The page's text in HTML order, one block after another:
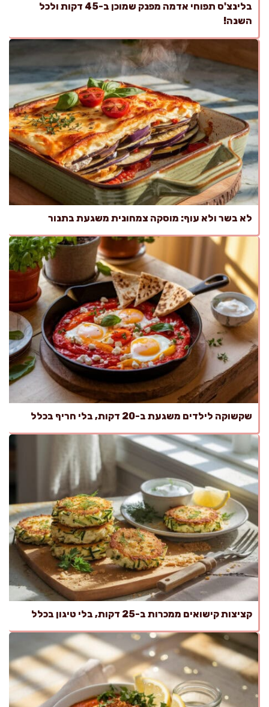
בלינצ'ס תפוחי אדמה מפנק שמוכן ב-45 דקות ולכל
השנה!
לא בשר ולא עוף: מוסקה צמחונית משגעת בתנור
שקשוקה לילדים משגעת ב-20 דקות, בלי חריף בכלל
קציצות קישואים ממכרות ב-25 דקות, בלי טיגון בכלל